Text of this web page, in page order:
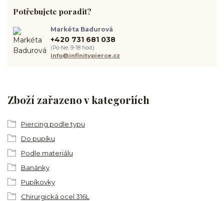
Zboží zařazeno v kategoriích
Piercing podle typu
Do pupíku
Podle materiálu
Banánky
Pupíkovky
Chirurgická ocel 316L
Potřebujete poradit?
Markéta Badurová
+420 731 681 038
(Po-Ne, 9-18 hod.)
info@infinitypierce.cz